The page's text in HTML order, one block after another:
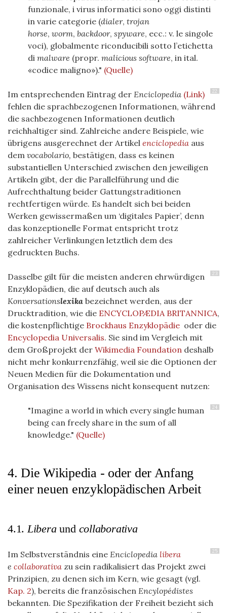
funzionale, i virus informatici sono oggi distinti
in varie categorie (dialer, trojan
horse, worm, backdoor, spyware, ecc.: v. le singole
voci), globalmente riconducibili sotto l’etichetta
di malware (propr. malicious software, in ital.
«codice maligno»)." (Quelle)
22
Im entsprechenden Eintrag der Enciclopedia (Link)
fehlen die sprachbezogenen Informationen, während
die sachbezogenen Informationen deutlich
reichhaltiger sind. Zahlreiche andere Beispiele, wie
übrigens ausgerechnet der Artikel enciclopedia aus
dem vocabolario, bestätigen, dass es keinen
substantiellen Unterschied zwischen den jeweiligen
Artikeln gibt, der die Parallelführung und die
Aufrechthaltung beider Gattungstraditionen
rechtfertigen würde. Es handelt sich bei beiden
Werken gewissermaßen um ‘digitales Papier’, denn
das konzeptionelle Format entspricht trotz
zahlreicher Verlinkungen letztlich dem des
gedruckten Buchs.
23
Dasselbe gilt für die meisten anderen ehrwürdigen
Enzyklopädien, die auf deutsch auch als
Konversationslexika bezeichnet werden, aus der
Drucktradition, wie die ENCYCLOPÆDIABRITANNICA,
die kostenpflichtige Brockhaus Enzyklopädie oder die
Encyclopedia Universalis. Sie sind im Vergleich mit
dem Großprojekt der Wikimedia Foundation deshalb
nicht mehr konkurrenzfähig, weil sie die Optionen der
Neuen Medien für die Dokumentation und
Organisation des Wissens nicht konsequent nutzen:
24
"Imagine a world in which every single human
being can freely share in the sum of all
knowledge." (Quelle)
4. Die Wikipedia - oder der Anfang
einer neuen enzyklopädischen Arbeit
4.1.Libera und collaborativa
25
Im Selbstverständnis eine Enciclopedia libera
e collaborativa zu sein radikalisiert das Projekt zwei
Prinzipien, zu denen sich im Kern, wie gesagt (vgl.
Kap. 2), bereits die französischen Encylopédistes
bekannten. Die Spezifikation der Freiheit bezieht sich